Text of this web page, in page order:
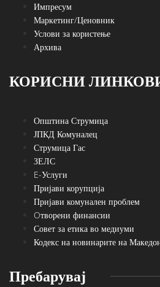
Импресум
Маркетинг/Ценовник
Услови за користење
Архива
КОРИСНИ
Општина Струмица
ЈПКД Комуналец
Струмица Гас
ЗЕЛС
E-Услуги
Пријави корупција
Пријави комунален проблем
Oтворени финансии
Совет за етика во медиуми
Кодекс на новинарите на
Пребарувај